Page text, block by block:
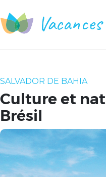
SALVADOR DE BAHIA
Culture et
Brésil